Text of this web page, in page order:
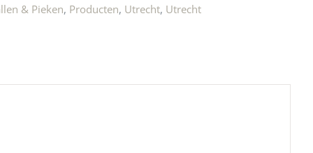
& Pieken, Producten, Utrecht, Utrecht